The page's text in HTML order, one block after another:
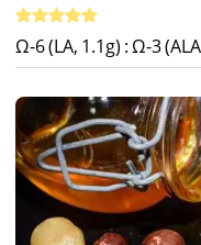
Ω-6 (LA, 1.1g) :Ω-3